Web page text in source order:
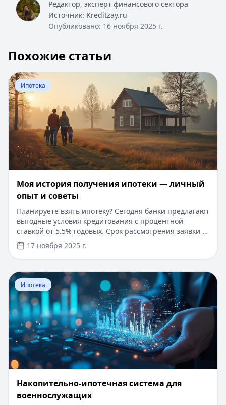
Редактор, эксперт финансового сектора
Источник: Kreditzay.ru
Опубликовано: 16 ноября 2025 г.
Похожие статьи
Перейти к статье: Моя история получения ипотеки
Ипотека
Моя история получения ипотеки — личный
опыт и советы
Планируете взять ипотеку? Сегодня банки предлагают
выгодные условия кредитования с процентной
ставкой от 5.5% годовых. Срок рассмотрения заявки —
от 1 дня, первоначальный взнос — от 0 до 15%.
Доступны программы без подтверждения дохода
справкой 2-НДФЛ. В статье делимся реальным
опытом получения ипотеки в 2025 году, разбираем
важные нюансы и рассказываем, как сэкономить
время и деньги при оформлении кредита на жилье.
17 ноября 2025 г.
Перейти к статье:Накопительно-ипотечная система
Ипотека
Накопительно-ипотечная система для
военнослужащих